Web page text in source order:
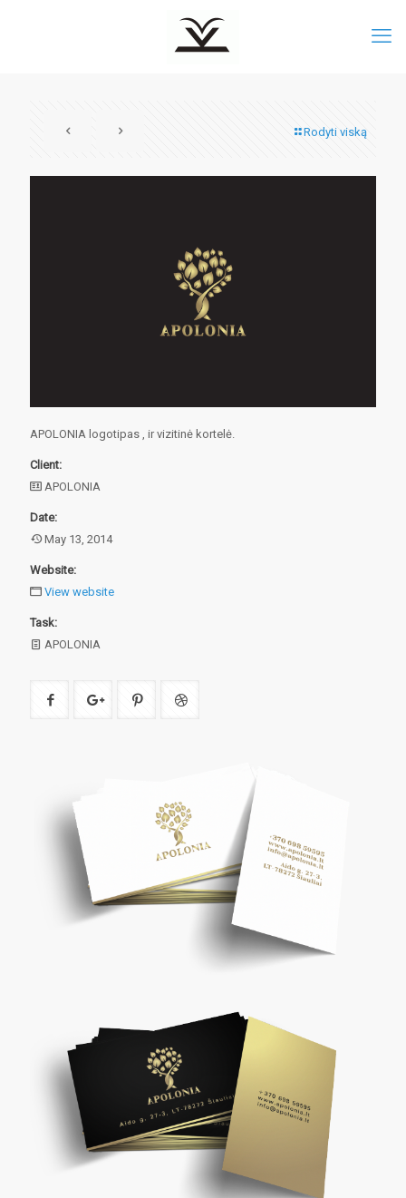
Rodyti viską
APOLONIA logotipas , ir vizitinė kortelė.
Client:
APOLONIA
Date:
May 13, 2014
Website:
View website
Task:
APOLONIA